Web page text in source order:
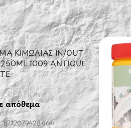
ΚΙΜΩΛΙΑΣ IN/OUT
1009 ANTIQUE
απόθεμα
8712079428464